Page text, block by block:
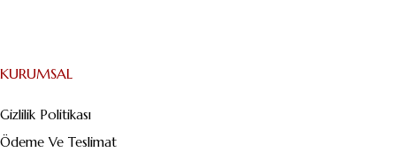
KURUMSAL
Gizlilik Politikası
Ödeme Ve Teslimat